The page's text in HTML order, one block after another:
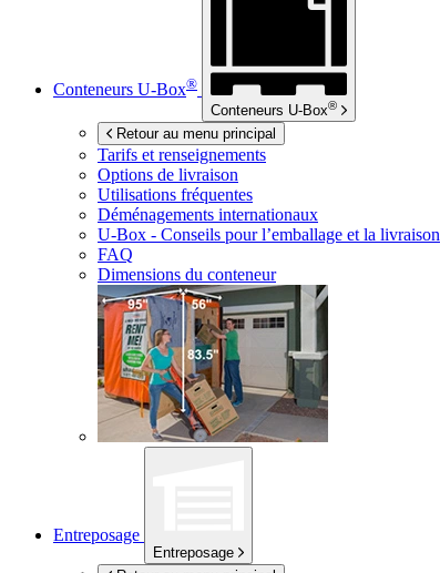
Conteneurs U-Box®
Conteneurs U-Box®
Retour au menu principal
Tarifs et renseignements
Options de livraison
Utilisations fréquentes
Déménagements internationaux
U-Box - Conseils pour l’emballage et la livraison
FAQ
Dimensions du conteneur
Entreposage
Entreposage